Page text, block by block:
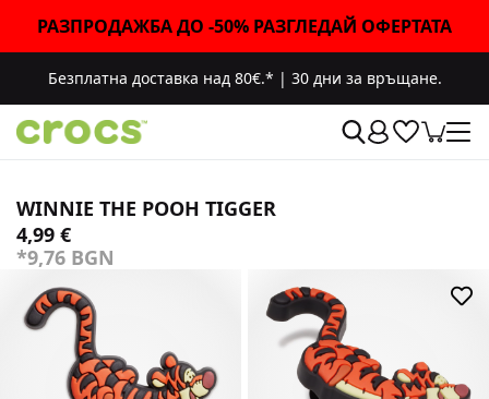
РАЗПРОДАЖБА ДО -50% РАЗГЛЕДАЙ ОФЕРТАТА
Безплатна доставка над 80€.* | 30 дни за връщане.
WINNIE THE POOH TIGGER
4,99 €
*9,76 BGN